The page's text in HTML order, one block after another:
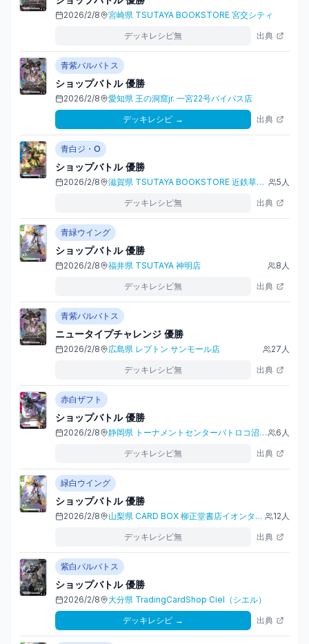
2026/2/8 宮崎県 TSUTAYA BOOKSTORE 宮交シティ
デッキレシピ無
出典
青紫バルバトス
ショップバトル 優勝
2026/2/8 愛知県 王の洞窟jr. 一宮22号バイパス店
デッキレシピ → 出典
青白ジ・O
ショップバトル 優勝
2026/2/8 滋賀県 TSUTAYA BOOKSTORE 近鉄草津店 5 人
デッキレシピ無
出典
青緑ウイング
ショップバトル 優勝
2026/2/8 福井県 TSUTAYA 神明店 8 人
デッキレシピ無
出典
青紫バルバトス
ニュータイプチャレンジ 優勝
2026/2/8 広島県 レプトン サンモール店 27 人
デッキレシピ無
出典
赤白ザフト
ショップバトル 優勝
2026/2/8 静岡県 トーナメントセンターバトロコ沼津駅前 6 人
デッキレシピ無
出典
緑白ウイング
ショップバトル 優勝
2026/2/8 山梨県 CARD BOX 柳正堂書店イオンタウン山梨中央店 12 人
デッキレシピ無
出典
紫白バルバトス
ショップバトル 優勝
2026/2/8 大分県 TradingCardShop Ciel（シエル）
デッキレシピ → 出典